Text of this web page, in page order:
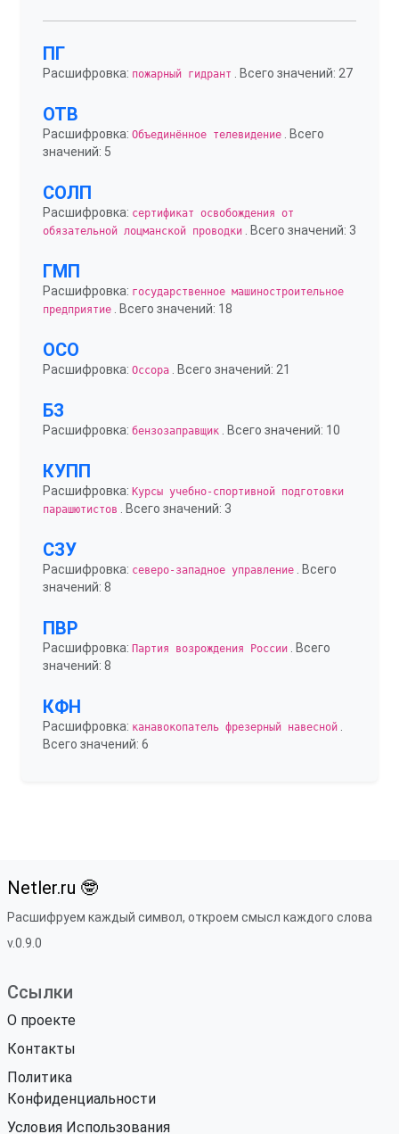
ПГ
Расшифровка: пожарный гидрант . Всего значений: 27
ОТВ
Расшифровка: Объединённое телевидение . Всего
значений: 5
СОЛП
Расшифровка: сертификат освобождения от
обязательной лоцманской проводки . Всего значений: 3
ГМП
Расшифровка: государственное машиностроительное
предприятие . Всего значений: 18
ОСО
Расшифровка: Оссора . Всего значений: 21
БЗ
Расшифровка: бензозаправщик . Всего значений: 10
КУПП
Расшифровка: Курсы учебно-спортивной подготовки
парашютистов
. Всего значений: 3
СЗУ
Расшифровка: северо-западное управление . Всего
значений: 8
ПВР
Расшифровка: Партия возрождения России . Всего
значений: 8
КФН
Расшифровка: канавокопатель фрезерный навесной
Всего значений: 6
Netler.ru 🤓
Расшифруем каждый символ, откроем смысл каждого слова
v.0.9.0
Ссылки
О проекте
Контакты
Политика
Конфиденциальности
Условия Использования